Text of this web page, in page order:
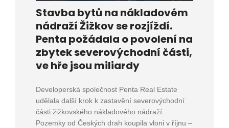
Stavba bytů na nákladovém
nádraží Žižkov se rozjíždí.
Penta požádala o povolení na
zbytek severovýchodní části,
ve hře jsou miliardy
Developerská společnost Penta Real Estate
udělala další krok k zastavění severovýchodní
části žižkovského nákladového nádraží.
Pozemky od Českých drah koupila vloni v říjnu –